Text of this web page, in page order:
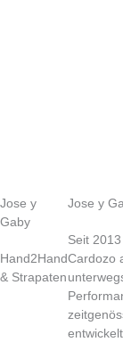
Jose y
Gaby
Hand2Hand
& Strapaten
Jose y
Seit
Cardozo